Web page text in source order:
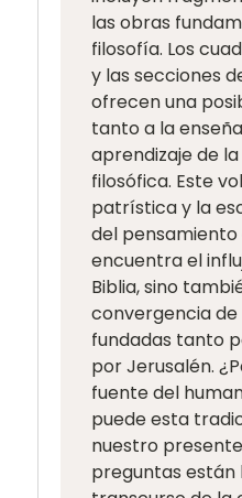
las obras
filosofía. Los
y las secciones
ofrecen una
tanto a la
aprendizaje de
filosófica. Este
patrística y la
del pensamiento
encuentra el
Biblia, sino
convergencia
fundadas tanto
por Jerusalén.
fuente del
puede esta
nuestro
preguntas están